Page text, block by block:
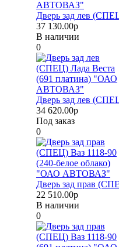
Дверь зад лев
37 130.00р
В наличии
0
Дверь зад лев
34 620.00р
Под заказ
0
Дверь зад прав
22 510.00р
В наличии
0